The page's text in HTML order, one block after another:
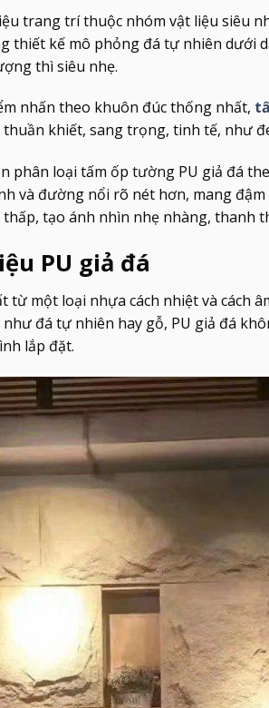
trang trí thuộc nhóm vật liệu siêu
thiết kế mô phỏng đá tự nhiên dưới
thì siêu nhẹ.
nhấn theo khuôn đúc thống nhất,
khiết, sang trọng, tinh tế, như
phân loại tấm ốp tường PU giả đá
và đường nổi rõ nét hơn, mang
tạo ánh nhìn nhẹ nhàng, thanh
PU giả đá
một loại nhựa cách nhiệt và cách
đá tự nhiên hay gỗ, PU giả đá
lắp đặt.